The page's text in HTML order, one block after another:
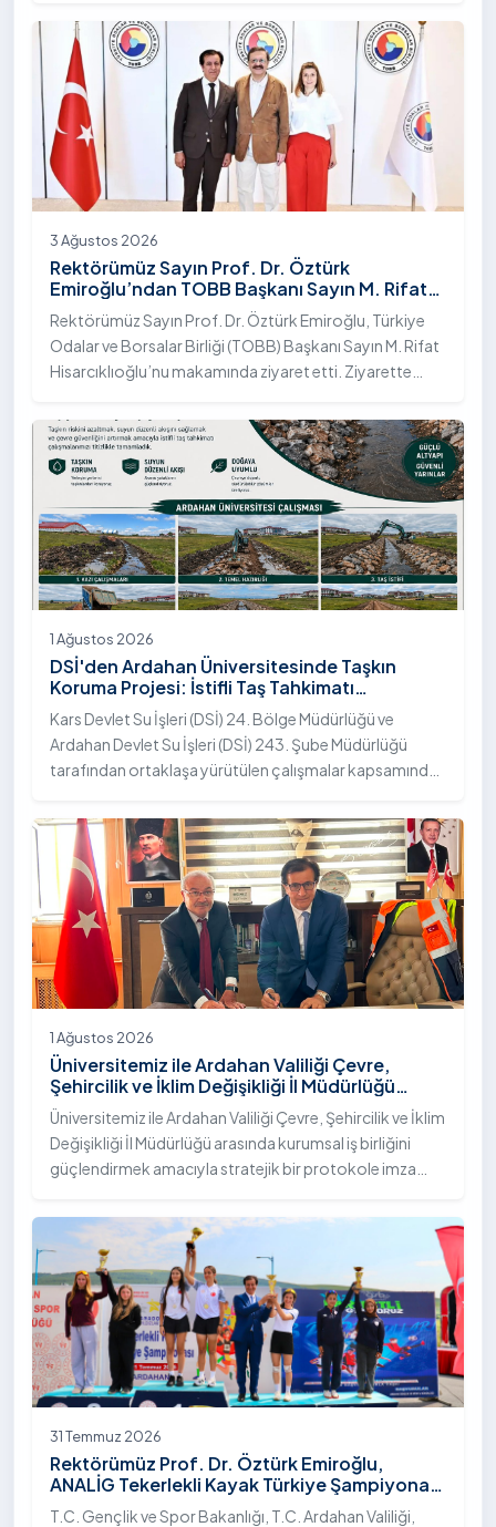
çeşitliliğini ve nitelikli imkânlarını aktarmak üzere Ülke TV
ekranlarında yayımlanan "Genç Vizyon" programına
canlı yayın konuğu olarak katıldı.
3 Ağustos 2026
Rektörümüz Sayın Prof. Dr. Öztürk
Emiroğlu’ndan TOBB Başkanı Sayın M. Rifat
Hisarcıklıoğlu’na Ziyaret
Rektörümüz Sayın Prof. Dr. Öztürk Emiroğlu, Türkiye
Odalar ve Borsalar Birliği (TOBB) Başkanı Sayın M. Rifat
Hisarcıklıoğlu’nu makamında ziyaret etti. Ziyarette
Emiroğlu Hanımefendi eşlik etti.
1 Ağustos 2026
DSİ'den Ardahan Üniversitesinde Taşkın
Koruma Projesi: İstifli Taş Tahkimatı
Çalışmaları Tamamlandı
Kars Devlet Su İşleri (DSİ) 24. Bölge Müdürlüğü ve
Ardahan Devlet Su İşleri (DSİ) 243. Şube Müdürlüğü
tarafından ortaklaşa yürütülen çalışmalar kapsamında,
"İstifli Taş Tahkimatı" projesi titizlikle tamamlandı.
1 Ağustos 2026
Üniversitemiz ile Ardahan Valiliği Çevre,
Şehircilik ve İklim Değişikliği İl Müdürlüğü
Arasında İş Birliği Protokolü İmzalandı
Üniversitemiz ile Ardahan Valiliği Çevre, Şehircilik ve İklim
Değişikliği İl Müdürlüğü arasında kurumsal iş birliğini
güçlendirmek amacıyla stratejik bir protokole imza
31 Temmuz 2026
Rektörümüz Prof. Dr. Öztürk Emiroğlu,
ANALİG Tekerlekli Kayak Türkiye Şampiyonası
Ödül Töreni’ne Katıldı
T.C. Gençlik ve Spor Bakanlığı, T.C. Ardahan Valiliği,